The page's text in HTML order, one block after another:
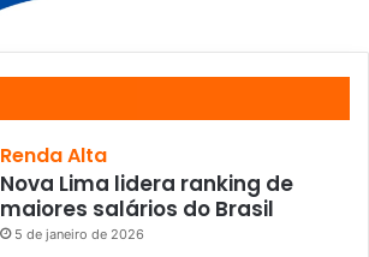
Renda Alta
Nova Lima lidera ranking de
maiores salários do Brasil
5 de janeiro de 2026